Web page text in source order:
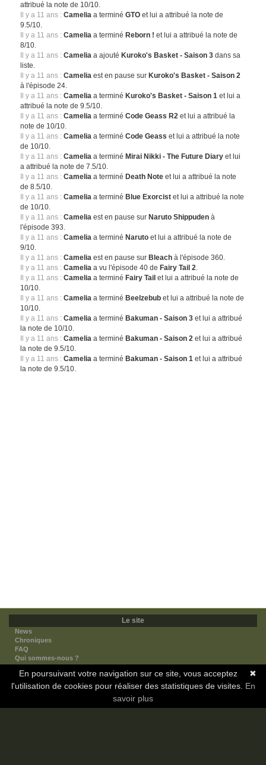
attribué la note de 10/10.
Il y a 11 ans : Camelia a terminéGTO et lui a attribué la note de
9.5/10.
Il y a 11 ans : Camelia a terminé Reborn ! et lui a attribué la note de
8/10.
Il y a 11 ans : Camelia a ajouté Kuroko's Basket - Saison 3 dans sa
liste.
Il y a 11 ans : Camelia est en pause sur Kuroko's Basket - Saison 2
à l'épisode 24.
Il y a 11 ans : Camelia a terminé Kuroko's Basket - Saison 1 et lui a
attribué la note de 9.5/10.
Il y a 11 ans : Camelia a terminéCode Geass R2 et lui a attribué la
note de 10/10.
Il y a 11 ans : Camelia a terminéCode Geass et lui a attribué la note
de 10/10.
Il y a 11 ans : Camelia a terminé Mirai Nikki - The Future Diary et lui
a attribué la note de 7.5/10.
Il y a 11 ans : Camelia a terminé Death Note et lui a attribué la note
de 8.5/10.
Il y a 11 ans : Camelia a terminé Blue Exorcist et lui a attribué la note
de 10/10.
Il y a 11 ans : Camelia est en pause sur Naruto Shippuden à
l'épisode 393.
Il y a 11 ans : Camelia a terminé Naruto et lui a attribué la note de
9/10.
Il y a 11 ans : Camelia est en pause sur Bleach à l'épisode 360.
Il y a 11 ans : Camelia a vu l'épisode 40 de Fairy Tail 2.
Il y a 11 ans : Camelia a terminé Fairy Tail et lui a attribué la note de
10/10.
Il y a 11 ans : Camelia a terminé Beelzebub et lui a attribué la note de
10/10.
Il y a 11 ans : Camelia a terminé Bakuman - Saison 3 et lui a attribué
la note de 10/10.
Il y a 11 ans : Camelia a terminé Bakuman - Saison 2 et lui a attribué
la note de 9.5/10.
Il y a 11 ans : Camelia a terminé Bakuman - Saison 1 et lui a attribué
la note de 9.5/10.
Le site
News
Chroniques
FAQ
Qui sommes-nous ?
Nos partenaires
Faites-nous connaitre
Nous contacter
✖
En poursuivant votre navigation sur ce site, vous acceptez
l'utilisation de cookies pour réaliser des statistiques de visites. En
savoir plus